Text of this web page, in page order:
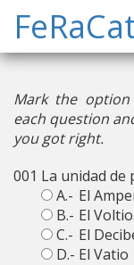
FeRaCat
Mark the
each question
you got right.
001 La unidad de
A.- El
B.- El Voltio.
C.- El
D.- El Vatio